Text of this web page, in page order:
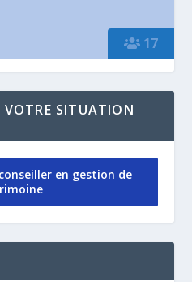
17
VOTRE SITUATION
en gestion de